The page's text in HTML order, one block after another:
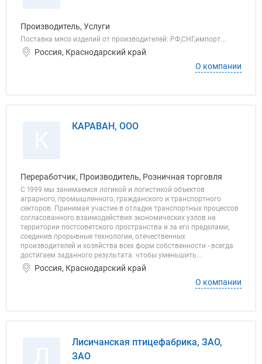
Производитель, Услуги
Поставка мясо изделий от производителей: РФ,СНГ,импорт...
Россия, Краснодарский край
О компании
КАРАВАН, ООО
Переработчик, Производитель, Розничная торговля
С 1999 мы занимаемся логикой и логистикой объектов
аграрного, промышленного, гражданского и транспортного
секторов. Принимая участие в отладке транспортных процессов
согласованного взаимодействия экономических узлов на
территории постсоветского пространства и за его пределами,
соединив прорывные технологии, отечественных
производителей и хозяйства всех форм собственности - всегда
достигаем заданного результата. чтобы уменьшить...
Россия, Краснодарский край
О компании
Лисичанская птицефабрика, ЗАО,
ЗАО